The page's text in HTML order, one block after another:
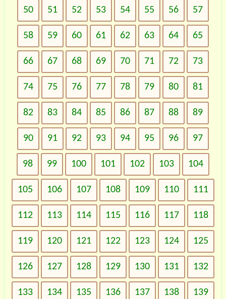
50 51 52 53 54 55 56 57
58 59 60 61 62 63 64 65
66 67 68 69 70 71 72 73
74 75 76 77 78 79 80 81
82 83 84 85 86 87 88 89
90 91 92 93 94 95 96 97
98 99 100 101 102 103 104
105 106 107 108 109 110 111
112 113 114 115 116 117 118
119 120 121 122 123 124 125
126 127 128 129 130 131 132
133 134 135 136 137 138 139